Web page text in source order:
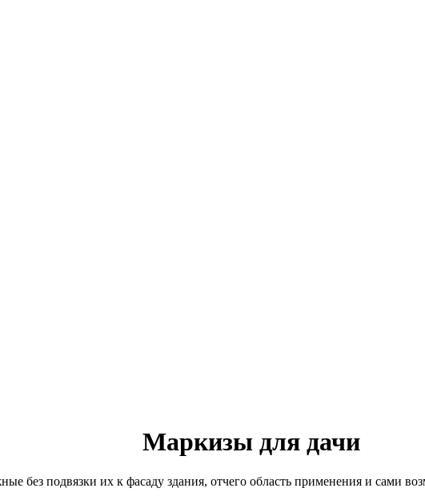
Маркизы для дачи
без подвязки их к фасаду здания, отчего область применения и сами